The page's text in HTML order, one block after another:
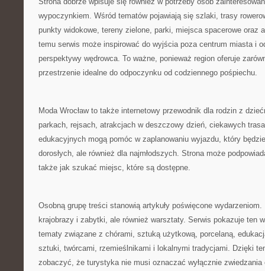
wypoczynkiem. Wśród tematów pojawiają się szlaki, trasy
punkty widokowe, tereny zielone, parki, miejsca spacerowe oraz
temu serwis może inspirować do wyjścia poza centrum miasta i
perspektywy wędrowca. To ważne, ponieważ region oferuje
przestrzenie idealne do odpoczynku od codziennego pośpiechu.
Moda Wrocław to także internetowy przewodnik dla rodzin z
parkach, rejsach, atrakcjach w deszczowy dzień, ciekawych
edukacyjnych mogą pomóc w zaplanowaniu wyjazdu, który
dorosłych, ale również dla najmłodszych. Strona może
także jak szukać miejsc, które są dostępne.
Osobną grupę treści stanowią artykuły poświęcone
krajobrazy i zabytki, ale również warsztaty. Serwis pokazuje ten
tematy związane z chórami, sztuką użytkową, porcelaną,
sztuki, twórcami, rzemieślnikami i lokalnymi tradycjami. Dzięki
zobaczyć, że turystyka nie musi oznaczać wyłącznie